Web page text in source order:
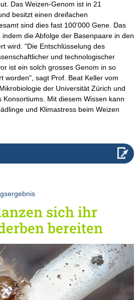
Das Weizen-Genom ist in 21
besitzt einen dreifachen
sind dies fast 100'000 Gene. Das
die Abfolge der Basenpaare in den
wird. "Die Entschlüsselung des
und technologischer
ist ein solch grosses Genom in so
worden", sagt Prof. Beat Keller vom
der Universität Zürich und
Konsortiums. Mit diesem Wissen kann
und Klimastress beim Weizen
sich ihr
bereiten